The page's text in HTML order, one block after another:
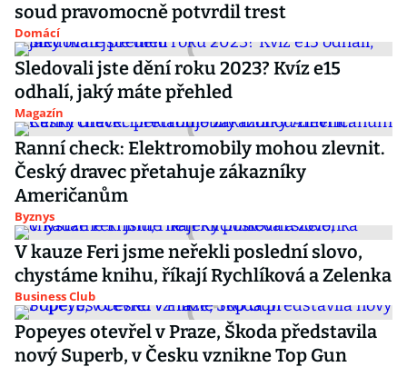
soud pravomocně potvrdil trest
Domácí
Sledovali jste dění roku 2023? Kvíz e15
odhalí, jaký máte přehled
Magazín
Ranní check: Elektromobily mohou zlevnit.
Český dravec přetahuje zákazníky
Američanům
Byznys
V kauze Feri jsme neřekli poslední slovo,
chystáme knihu, říkají Rychlíková a Zelenka
Business Club
Popeyes otevřel v Praze, Škoda představila
nový Superb, v Česku vznikne Top Gun